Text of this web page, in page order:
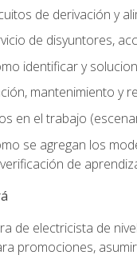
de derivación y
de disyuntores,
identificar y
mantenimiento y
en el trabajo
se agregan los
de
de electricista de
promociones,